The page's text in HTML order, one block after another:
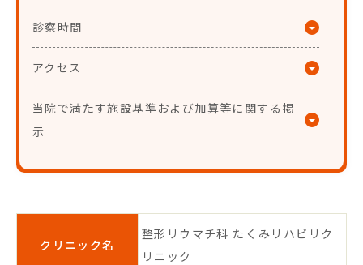
診察時間
アクセス
当院で満たす施設基準および加算等に関する掲
示
クリニック名
整形リウマチ科 たくみリハビリク
リニック